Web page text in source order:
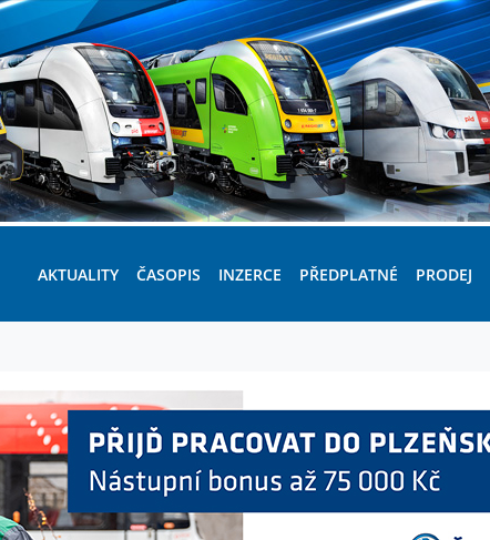
AKTUALITY ČASOPIS INZERCE PŘEDPLATNÉ PRODEJ